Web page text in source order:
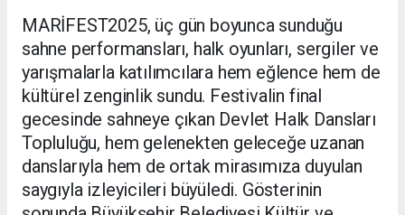
MARİFEST2025, üç gün boyunca sunduğu
sahne performansları, halk oyunları, sergiler ve
yarışmalarla katılımcılara hem eğlence hem de
kültürel zenginlik sundu. Festivalin final
gecesinde sahneye çıkan Devlet Halk Dansları
Topluluğu, hem gelenekten geleceğe uzanan
danslarıyla hem de ortak mirasımıza duyulan
saygıyla izleyicileri büyüledi. Gösterinin